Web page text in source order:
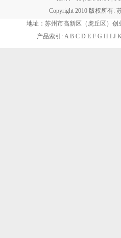
Copyright 2010 版权所有:
地址：苏州市高新区（虎丘区）创
产品索引: A B C D E F G H I J